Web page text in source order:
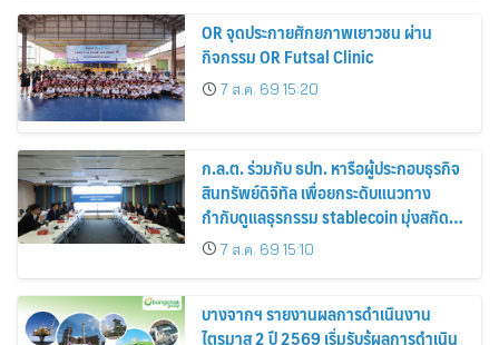
OR จุดประกายศักยภาพเยาวชน ผ่าน
กิจกรรม OR Futsal Clinic
7 ส.ค. 69 15:20
ก.ล.ต. ร่วมกับ ธปท. หารือผู้ประกอบธุรกิจ
สินทรัพย์ดิจิทัล เพื่อยกระดับแนวทาง
กำกับดูแลธุรกรรม stablecoin มุ่งสกัด
กั้นอาชญากรรมทางเทคโนโลยี
7 ส.ค. 69 15:10
บางจากฯ รายงานผลการดำเนินงาน
ไตรมาส 2 ปี 2569 เริ่มรับรู้ผลการดำเนิน